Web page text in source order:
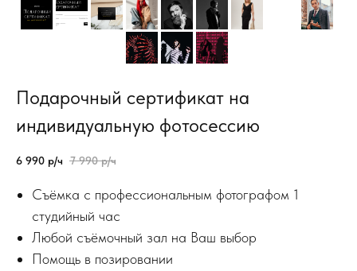
Подарочный сертификат на
индивидуальную фотосессию
6 990 р/ч 7 990 р/ч
Съёмка с профессиональным фотографом 1
студийный час
Любой съёмочный зал на Ваш выбор
Помощь в позировании